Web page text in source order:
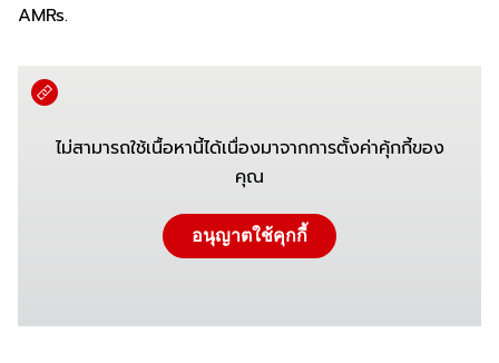
AMRs.
ไม่สามารถใช้เนื้อหานี้ได้เนื่องมาจากการตั้งค่าคุ้กกี้ของ
คุณ
อนุญาตใช้คุกกี้